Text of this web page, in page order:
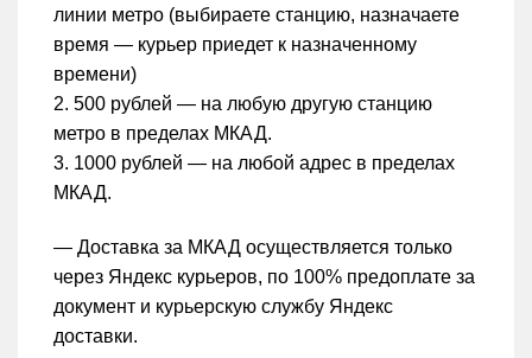
линии метро (выбираете станцию, назначаете
время — курьер приедет к назначенному
времени)
2. 500 рублей — на любую другую станцию
метро в пределах МКАД.
3. 1000 рублей — на любой адрес в пределах
МКАД.
— Доставка за МКАД осуществляется только
через Яндекс курьеров, по 100% предоплате за
документ и курьерскую службу Яндекс
доставки.